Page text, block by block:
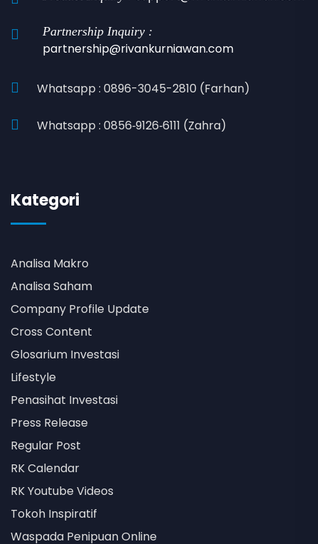
Partnership Inquiry :
partnership@rivankurniawan.com
Whatsapp : 0896-3045-2810 (Farhan)
Whatsapp : 0856‑9126‑6111 (Zahra)
Kategori
Analisa Makro
Analisa Saham
Company Profile Update
Cross Content
Glosarium Investasi
Lifestyle
Penasihat Investasi
Press Release
Regular Post
RK Calendar
RK Youtube Videos
Tokoh Inspiratif
Waspada Penipuan Online